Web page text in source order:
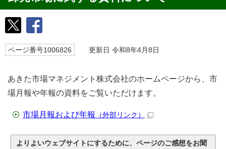
ページ番号1006826 更新日 令和8年4月8日
あきた市場マネジメント株式会社のホームページから、市
場月報や年報の資料をご覧いただけます。
市場月報および年報 （外部リンク）
よりよいウェブサイトにするために、ページのご感想をお聞